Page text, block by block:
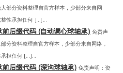
部分资料整理自官方样本，少部分来自网
性承担任何 […]...
后缀代码 (自动调心球轴承) 免责声
分资料整理自官方样本，少部分来自网络，
担任何 […]...
后缀代码 (深沟球轴承) 免责声明：资